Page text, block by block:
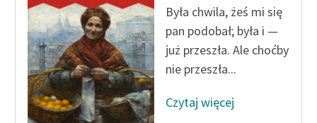
twórców przechodzących
do domeny publicznej,
lektur szkolnych oraz
Starego Testamentu
Odkurzamy bohaterów
Szkoła Poezji Wolnych
Była chwila, żeś mi się
pan podobał; była i —
już przeszła. Ale choćby
nie przeszła...
Czytaj więcej